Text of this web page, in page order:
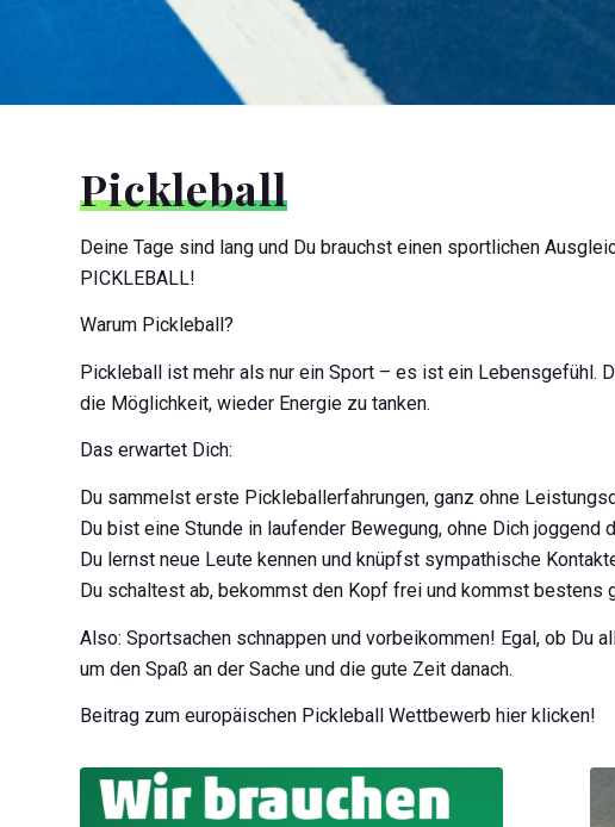
Pickleball
Deine Tage sind lang und Du brauchst einen sportlichen
PICKLEBALL!
Warum Pickleball?
Pickleball ist mehr als nur ein Sport – es ist ein Lebensgefühl.
die Möglichkeit, wieder Energie zu tanken.
Das erwartet Dich:
Du sammelst erste Pickleballerfahrungen, ganz ohne
Du bist eine Stunde in laufender Bewegung, ohne Dich joggend
Du lernst neue Leute kennen und knüpfst sympathische
Du schaltest ab, bekommst den Kopf frei und kommst bestens
Also: Sportsachen schnappen und vorbeikommen! Egal, ob Du
um den Spaß an der Sache und die gute Zeit danach.
Beitrag zum europäischen Pickleball Wettbewerb hier klicken!